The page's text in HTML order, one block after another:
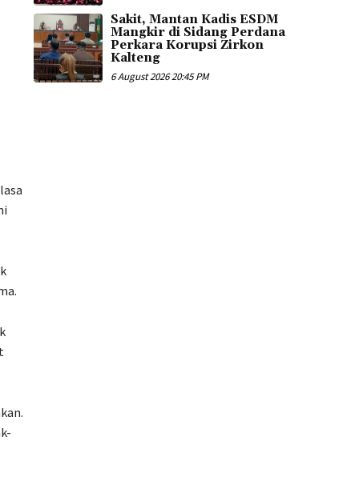
Sakit, Mantan Kadis ESDM
Mangkir di Sidang Perdana
Perkara Korupsi Zirkon
Kalteng
6 August 2026 20:45 PM